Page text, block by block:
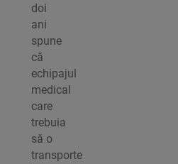
doi
ani
spune
că
echipajul
medical
care
trebuia
să o
transporte